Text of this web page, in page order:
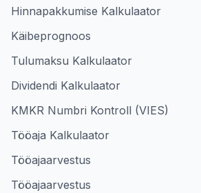
Hinnapakkumise Kalkulaator
Käibeprognoos
Tulumaksu Kalkulaator
Dividendi Kalkulaator
KMKR Numbri Kontroll (VIES)
Tööaja Kalkulaator
Tööajaarvestus
Tööajaarvestus